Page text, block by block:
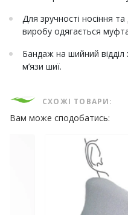
Для зручності носіння
виробу одягається
Бандаж на шийний відділ
м’язи шиї.
СХОЖІ ТОВАРИ:
Вам може сподобатись: